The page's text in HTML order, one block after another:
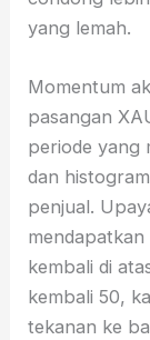
yang lemah.
Momentum
pasangan
periode yang
dan
penjual.
mendapatkan
kembali di
kembali 50,
tekanan ke